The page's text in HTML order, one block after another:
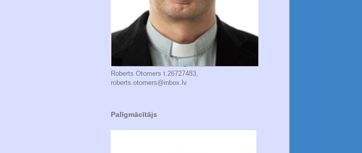
Roberts Otomers t.26727483,
roberts.otomers@inbox.lv
Palīgmācītājs